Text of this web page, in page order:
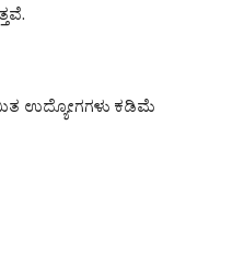
ಉದ್ಯೋಗಗಳು ಕಡಿಮೆ